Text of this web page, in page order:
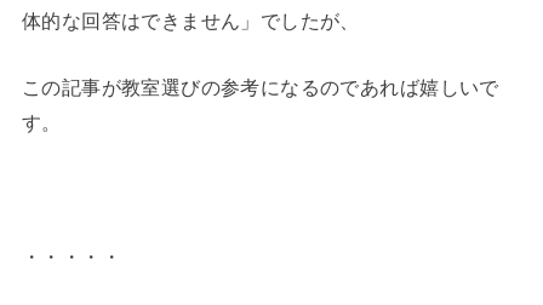
体的な回答はできません」でしたが、
この記事が教室選びの参考になるのであれば嬉しいで
す。
・・・・・